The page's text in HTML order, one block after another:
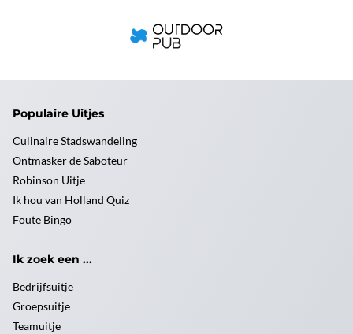
Populaire Uitjes
Culinaire Stadswandeling
Ontmasker de Saboteur
Robinson Uitje
Ik hou van Holland Quiz
Foute Bingo
Ik zoek een ...
Bedrijfsuitje
Groepsuitje
Teamuitje